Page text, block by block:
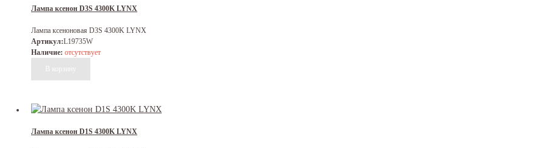
Лампа ксенон D3S 4300K LYNX
Лампа ксеноновая D3S 4300K LYNX
Артикул:L19735W
Наличие: отсутствует
Лампа ксенон D1S 4300K LYNX